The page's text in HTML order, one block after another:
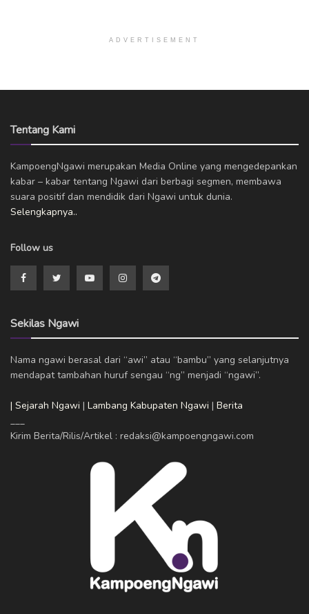
ADVERTISEMENT
Tentang Kami
KampoengNgawi merupakan Media Online yang mengedepankan
kabar – kabar tentang Ngawi dari berbagi segmen, membawa
suara positif dan mendidik dari Ngawi untuk dunia.
Selengkapnya..
Follow us
Sekilas Ngawi
Nama ngawi berasal dari “awi” atau “bambu” yang selanjutnya
mendapat tambahan huruf sengau “ng” menjadi “ngawi”.
| Sejarah Ngawi | Lambang Kabupaten Ngawi | Berita
Kirim Berita/Rilis/Artikel : redaksi@kampoengngawi.com